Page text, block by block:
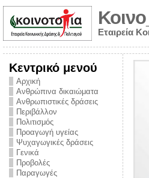
Εταιρεία
Κεντρικό μενού
Αρχική
Ανθρώπινα δικαιώματα
Ανθρωπιστικές δράσεις
Περιβάλλον
Πολιτισμός
Προαγωγή υγείας
Ψυχαγωγικές δράσεις
Γενικά
Προβολές
Παραγωγές